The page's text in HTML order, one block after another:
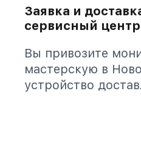
Заявка и
сервисный центр
Вы привозите
мастерскую в
устройство